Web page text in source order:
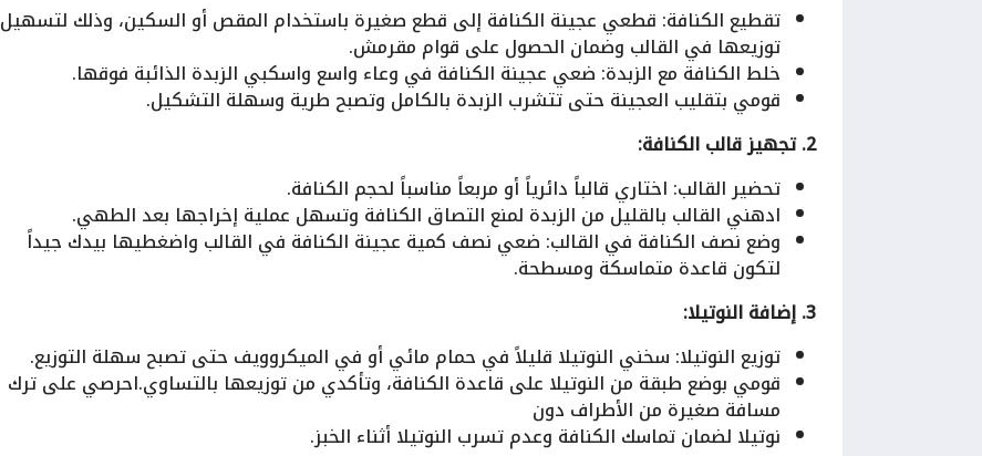
تقطيع الكنافة: قطعي عجينة الكنافة إلى قطع صغيرة باستخدام المقص أو السكين، وذلك لتسهيل
توزيعها في القالب وضمان الحصول على قوام مقرمش.
خلط الكنافة مع الزبدة: ضعي عجينة الكنافة في وعاء واسع واسكبي الزبدة الذائبة فوقها.
قومي بتقليب العجينة حتى تتشرب الزبدة بالكامل وتصبح طرية وسهلة التشكيل.
2. تجهيز قالب الكنافة:
تحضير القالب: اختاري قالباً دائرياً أو مربعاً مناسباً لحجم الكنافة.
ادهني القالب بالقليل من الزبدة لمنع التصاق الكنافة وتسهل عملية إخراجها بعد الطهي.
وضع نصف الكنافة في القالب: ضعي نصف كمية عجينة الكنافة في القالب واضغطيها بيدك جيداً
لتكون قاعدة متماسكة ومسطحة.
3. إضافة النوتيلا:
توزيع النوتيلا: سخني النوتيلا قليلاً في حمام مائي أو في الميكروويف حتى تصبح سهلة التوزيع.
قومي بوضع طبقة من النوتيلا على قاعدة الكنافة، وتأكدي من توزيعها بالتساوي.احرصي على ترك
مسافة صغيرة من الأطراف دون
نوتيلا لضمان تماسك الكنافة وعدم تسرب النوتيلا أثناء الخبز.